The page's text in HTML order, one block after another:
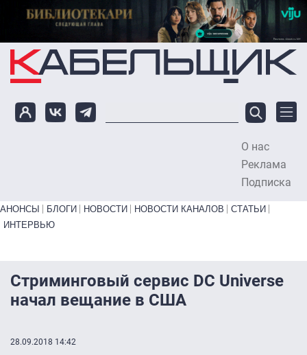
Перейти к основному содержанию
О нас
Реклама
Подписка
Primary links bottom
АНОНСЫ БЛОГИ НОВОСТИ НОВОСТИ КАНАЛОВ
СТАТЬИ
ИНТЕРВЬЮ
Стриминговый сервис DC Universe
начал вещание в США
28.09.2018 14:42